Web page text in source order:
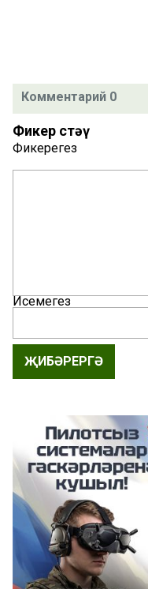
Комментарий 0
Фикер өстәү
Фикерегез
Исемегез
ҖИБӘРЕРГӘ